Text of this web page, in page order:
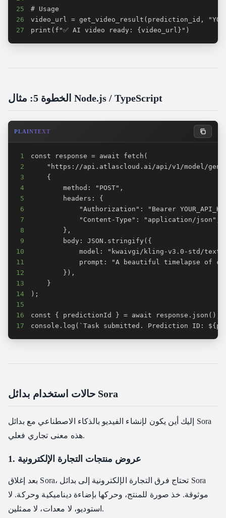
25
26
27
print(f"✅ AI video ready: {video_url}")
الخطوة 5: مثال Node.js / TypeScript
PLAINTEXT
1
2
3
4
5
6
7
8
9
10
11
12
13
14
15
16
17
console.log(`Task submitted. Prediction ID:
حالات استخدام بدائل Sora
إليك أين يكون لإنشاء الفيديو بالذكاء الاصطناعي مع بدائل Sora
هذه معنى تجاري فعلي.
1. عروض منتجات التجارة الإلكترونية
بعد إغلاق Sora، تحتاج فرق التجارة الإلكترونية إلى بدائل Sora
موثوقة. خذ صورة للمنتج، وحركها بإضاءة ديناميكية وحركة. لا
استوديو، لا معدات، لا ممثلين.